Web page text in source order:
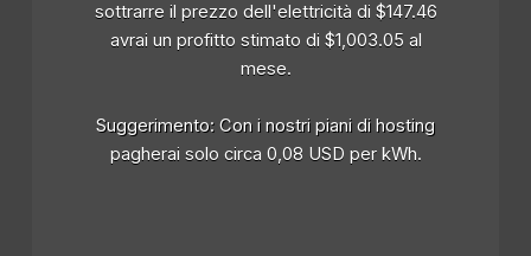
sottrarre il prezzo dell'elettricità di $147.46
avrai un profitto stimato di $1,003.05 al
mese.
Suggerimento: Con i nostri piani di hosting
pagherai solo circa 0,08 USD per kWh.